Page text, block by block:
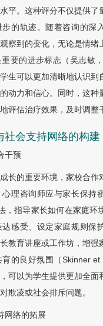
平。这种评分不仅提供了
的轨迹。随着咨询的深
察到的变化，无论是情绪
要的进步标志（吴志敏
生可以更加清晰地认识到
动力和信心。同时，这种
评估治疗效果，及时调整
社会支持网络的构建
干预
长的重要环境，家校合作
理咨询师应与家长保持
，指导家长如何在家庭环
感受、设定家庭规则保
教育讲座或工作坊，增强
的良好氛围（Skinner et
可以为学生提供更加全面
欺凌或社会排斥问题。
网络的拓展